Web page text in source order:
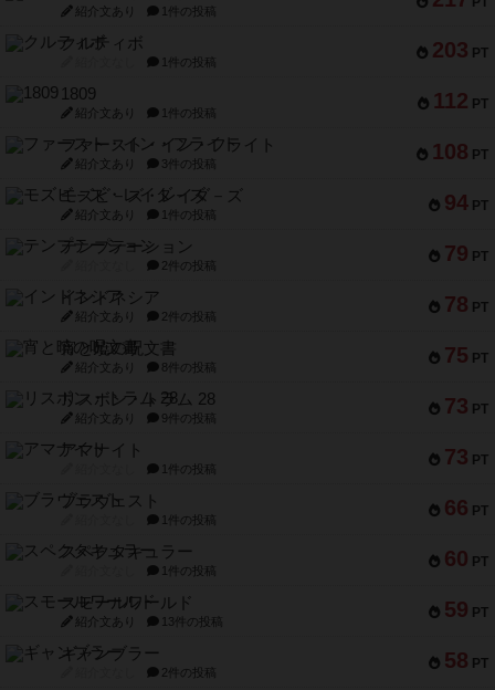
紹介文あり 1件の投稿
203 PT
クルティボ
1件の投稿
112 PT
1809
紹介文あり 1件の投稿
108 PT
ファースト・イン・フライト
紹介文あり 3件の投稿
94 PT
モズビ－ズ・レイダ－ズ
紹介文あり 1件の投稿
79 PT
テンプテーション
2件の投稿
78 PT
インドネシア
紹介文あり 2件の投稿
75 PT
宵と暁の呪文書
紹介文あり 8件の投稿
73 PT
リスボン・トラム 28
紹介文あり 9件の投稿
73 PT
アマナイト
1件の投稿
66 PT
ブラヴェスト
1件の投稿
60 PT
スペクタキュラー
1件の投稿
59 PT
スモールワールド
紹介文あり 13件の投稿
58 PT
ギャンブラー
2件の投稿